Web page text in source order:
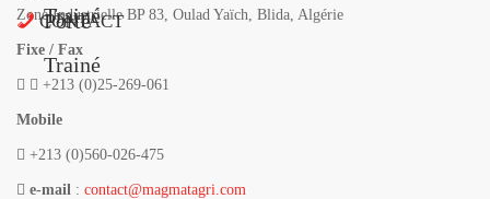
Trainé
Porté
Trainé
CONTACT
Zone Industrielle BP 83, Oulad Yaïch, Blida, Algérie
Fixe / Fax
+213 (0)25-269-061
Mobile
+213 (0)560-026-475
e-mail : contact@magmatagri.com